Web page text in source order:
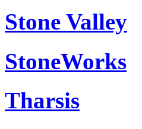
Stone Valley
StoneWorks
Tharsis